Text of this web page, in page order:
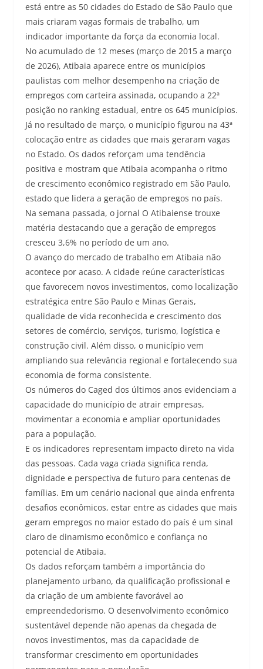
está entre as 50 cidades do Estado de São Paulo que
mais criaram vagas formais de trabalho, um
indicador importante da força da economia local.
No acumulado de 12 meses (março de 2015 a março
de 2026), Atibaia aparece entre os municípios
paulistas com melhor desempenho na criação de
empregos com carteira assinada, ocupando a 22ª
posição no ranking estadual, entre os 645 municípios.
Já no resultado de março, o município figurou na 43ª
colocação entre as cidades que mais geraram vagas
no Estado. Os dados reforçam uma tendência
positiva e mostram que Atibaia acompanha o ritmo
de crescimento econômico registrado em São Paulo,
estado que lidera a geração de empregos no país.
Na semana passada, o jornal O Atibaiense trouxe
matéria destacando que a geração de empregos
cresceu 3,6% no período de um ano.
O avanço do mercado de trabalho em Atibaia não
acontece por acaso. A cidade reúne características
que favorecem novos investimentos, como localização
estratégica entre São Paulo e Minas Gerais,
qualidade de vida reconhecida e crescimento dos
setores de comércio, serviços, turismo, logística e
construção civil. Além disso, o município vem
ampliando sua relevância regional e fortalecendo sua
economia de forma consistente.
Os números do Caged dos últimos anos evidenciam a
capacidade do município de atrair empresas,
movimentar a economia e ampliar oportunidades
para a população.
E os indicadores representam impacto direto na vida
das pessoas. Cada vaga criada significa renda,
dignidade e perspectiva de futuro para centenas de
famílias. Em um cenário nacional que ainda enfrenta
desafios econômicos, estar entre as cidades que mais
geram empregos no maior estado do país é um sinal
claro de dinamismo econômico e confiança no
potencial de Atibaia.
Os dados reforçam também a importância do
planejamento urbano, da qualificação profissional e
da criação de um ambiente favorável ao
empreendedorismo. O desenvolvimento econômico
sustentável depende não apenas da chegada de
novos investimentos, mas da capacidade de
transformar crescimento em oportunidades